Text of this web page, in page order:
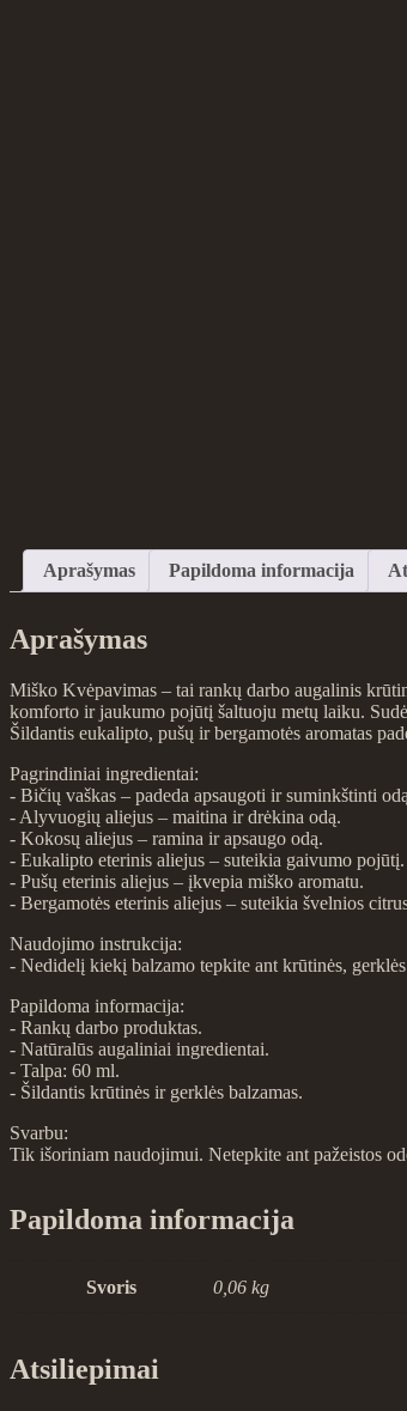
Aprašymas Papildoma informacija
Aprašymas
Miško Kvėpavimas – tai rankų darbo augalinis
komforto ir jaukumo pojūtį šaltuoju metų laiku.
Šildantis eukalipto, pušų ir bergamotės aromatas
Pagrindiniai ingredientai:
- Bičių vaškas – padeda apsaugoti ir suminkštinti
- Alyvuogių aliejus – maitina ir drėkina odą.
- Kokosų aliejus – ramina ir apsaugo odą.
- Eukalipto eterinis aliejus – suteikia gaivumo pojūtį.
- Pušų eterinis aliejus – įkvepia miško aromatu.
- Bergamotės eterinis aliejus – suteikia švelnios
Naudojimo instrukcija:
- Nedidelį kiekį balzamo tepkite ant krūtinės,
Papildoma informacija:
- Rankų darbo produktas.
- Natūralūs augaliniai ingredientai.
- Talpa: 60 ml.
- Šildantis krūtinės ir gerklės balzamas.
Svarbu:
Tik išoriniam naudojimui. Netepkite ant pažeistos
Papildoma informacija
Svoris 0,06 kg
Atsiliepimai